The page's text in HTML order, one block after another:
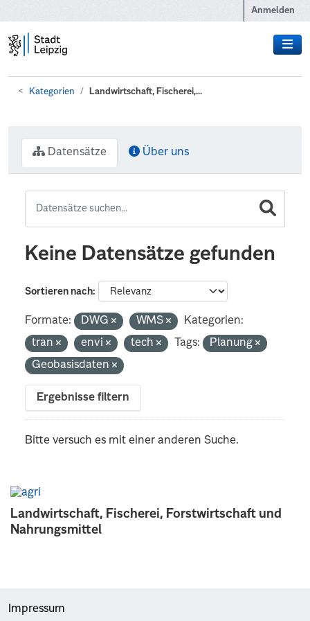
Anmelden
Kategorien Landwirtschaft, Fischerei,...
Landwirtschaft, Fischerei, Forstwirtschaft und
Nahrungsmittel
Datensätze Über uns
Keine Datensätze gefunden
Sortieren nach
Formate: DWG WMS
Kategorien:
tran
envi tech Tags:
Planung
Geobasisdaten
Ergebnisse filtern
Bitte versuch es mit einer anderen Suche.
Impressum